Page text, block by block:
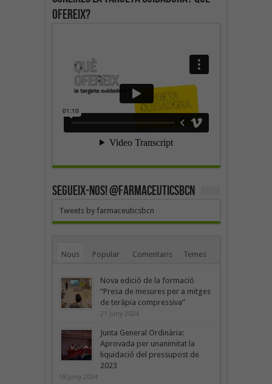
ofereix?
SEGUEIX-NOS! @farmaceuticsbcn
Tweets by farmaceuticsbcn
Nous Popular Comentaris Temes
Nova edició de la formació
“Presa de mesures per a mitges
de teràpia compressiva”
21 juny 2024
Junta General Ordinària:
Aprovada per unanimitat la
liquidació del pressupost de
2023
18 juny 2024